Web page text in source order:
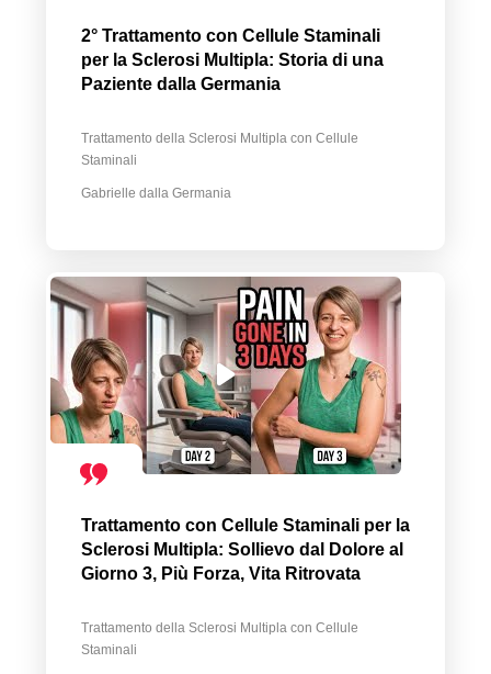
2° Trattamento con Cellule Staminali
per la Sclerosi Multipla: Storia di una
Paziente dalla Germania
Trattamento della Sclerosi Multipla con Cellule
Staminali
Gabrielle dalla Germania
Trattamento con Cellule Staminali per la
Sclerosi Multipla: Sollievo dal Dolore al
Giorno 3, Più Forza, Vita Ritrovata
Trattamento della Sclerosi Multipla con Cellule
Staminali